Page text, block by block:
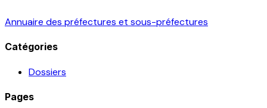
Annuaire des préfectures et sous-préfectures
Catégories
Dossiers
Pages